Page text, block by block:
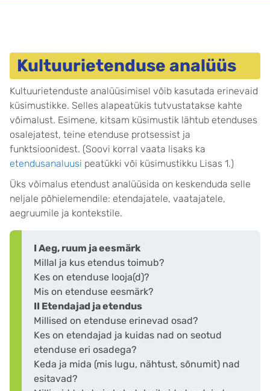
Kultuurietenduse analüüs
Kultuurietenduste analüüsimisel võib kasutada erinevaid
küsimustikke. Selles alapeatükis tutvustatakse kahte
võimalust. Esimene, kitsam küsimustik lähtub etenduses
osalejatest, teine etenduse protsessist ja
funktsioonidest. (Soovi korral vaata lisaks ka
etendusanaluusi peatükki või küsimustikku Lisas 1.)
Üks võimalus etendust analüüsida on keskenduda selle
neljale põhielemendile: etendajatele, vaatajatele,
aegruumile ja kontekstile.
I Aeg, ruum ja eesmärk
Millal ja kus etendus toimub?
Kes on etenduse looja(d)?
Mis on etenduse eesmärk?
II Etendajad ja etendus
Millised on etenduse erinevad osad?
Kes on etendajad ja kuidas nad on seotud
etenduse eri osadega?
Keda ja mida (mis lugu, nähtust, sõnumit) nad
esitavad?